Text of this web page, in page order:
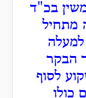
בכ"ד
מתחיל
הבקר
לסוף
כולו